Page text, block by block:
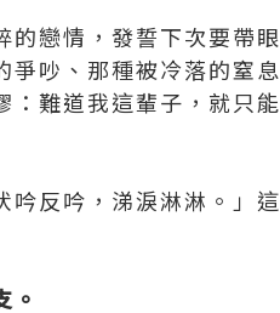
的戀情，發誓下次要帶眼
爭吵、那種被冷落的窒息
：難道我這輩子，就只能
吟反吟，涕淚淋淋。」這
。